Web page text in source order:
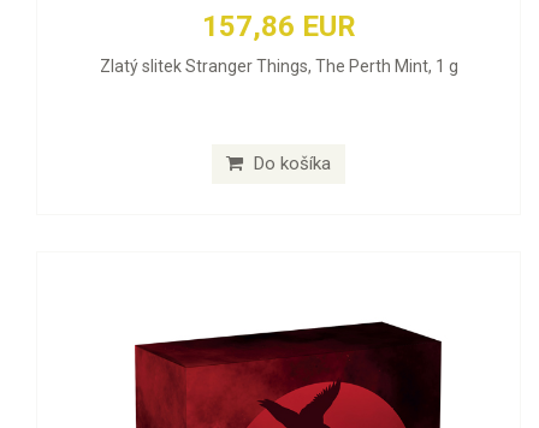
157,86 EUR
Zlatý slitek Stranger Things, The Perth Mint, 1 g
Do košíka